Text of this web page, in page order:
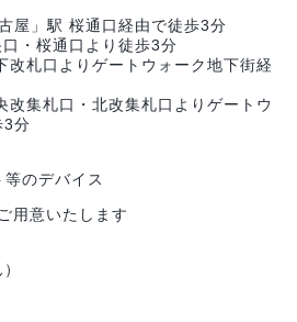
屋」駅 桜通口経由で徒歩3分
・桜通口より徒歩3分
改札口よりゲートウォーク地下街経
改集札口・北改集札口よりゲートウ
3分
のデバイス
用意いたします